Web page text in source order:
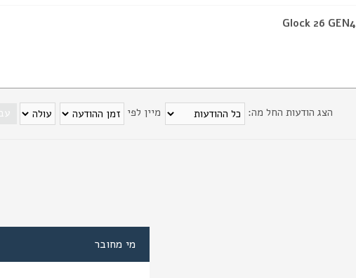
Glock 26 GEN4
הצג הודעות החל מה: מיין לפי
מי מחובר